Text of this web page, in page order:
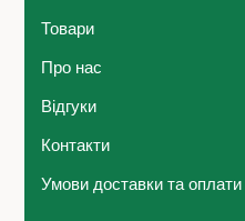
Товари
Про нас
Відгуки
Контакти
Умови доставки та оплати